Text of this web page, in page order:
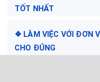
TỐT NHẤT
❖ LÀM VIỆC VỚI ĐƠN
CHO ĐÚNG